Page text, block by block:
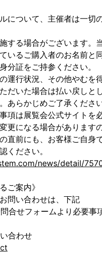
について、主催者は一切
する場合がございます。
いるご購入者のお名前と
分証をご持参ください。
運行状況、その他やむを
だいた場合は払い戻しとし
あらかじめご了承ください
項は展覧会公式サイトを
更になる場合があります
直前にも、お客様ご自身
ください。
news/detail/
ご案内》
問い合わせは、下記
合せフォームより必要事
合わせ